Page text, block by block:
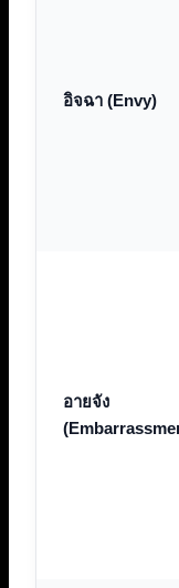
อิจฉา (Envy)
อายจัง